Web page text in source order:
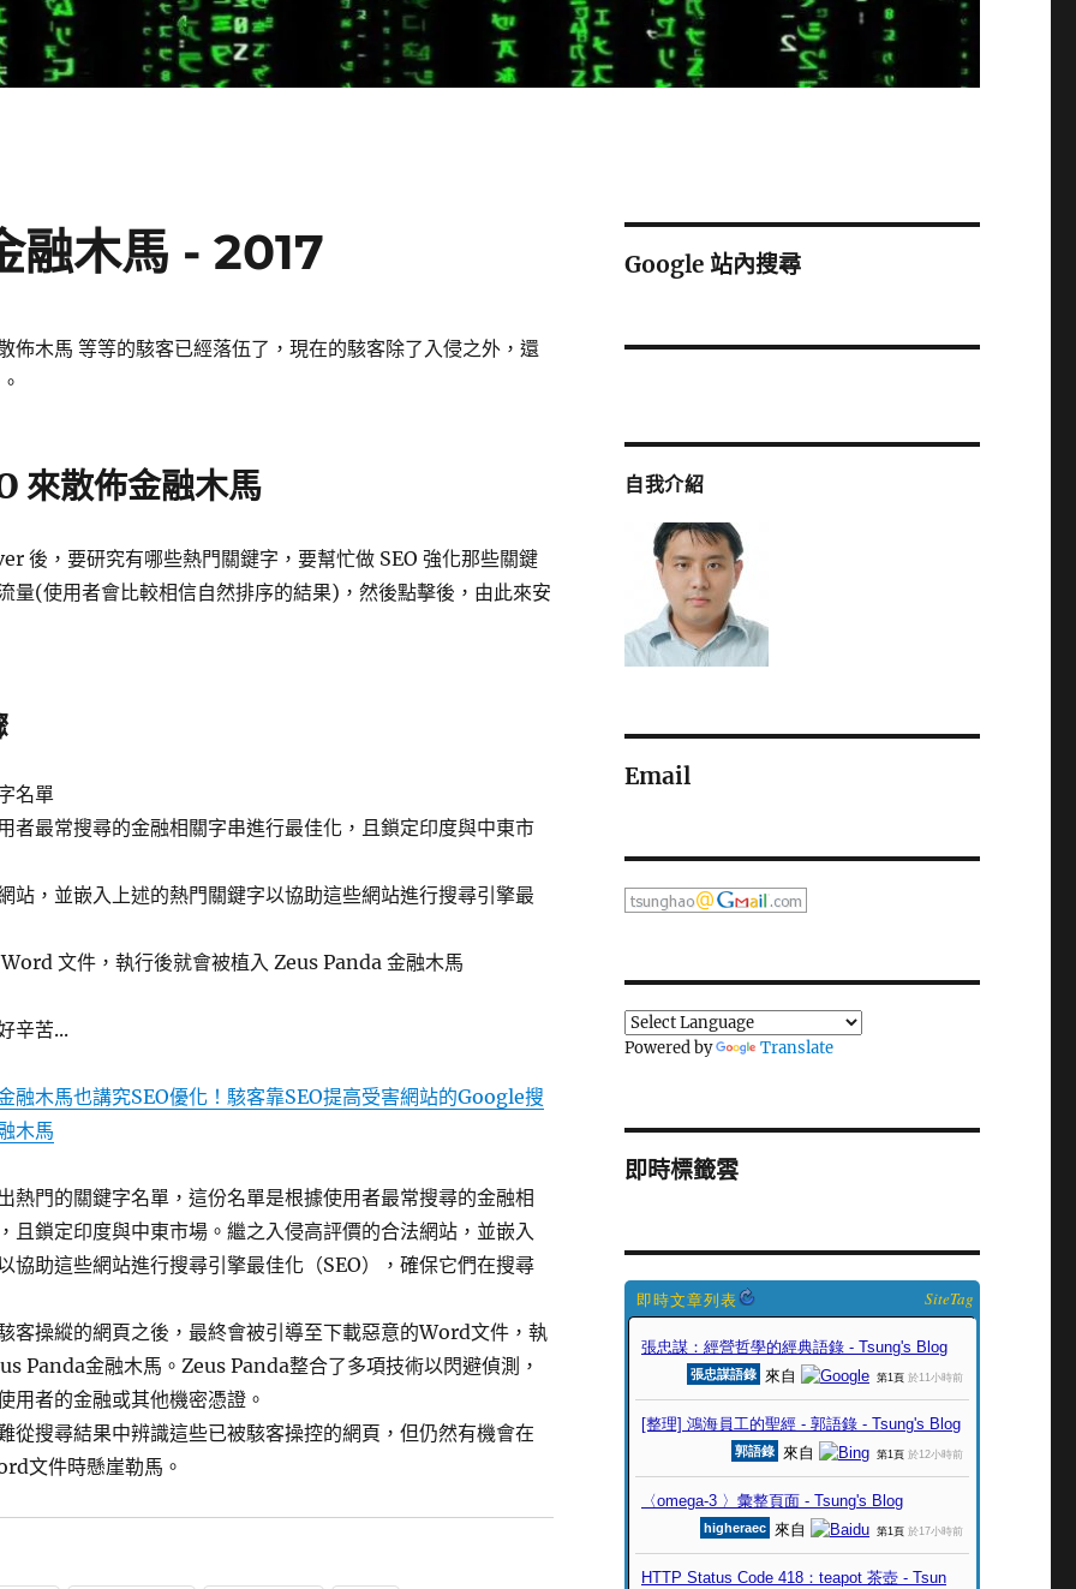
融木馬 - 2017
佈木馬 等等的駭客已經落伍了，現在的駭客除了入侵之外，還
來散佈金融木馬
後，要研究有哪些熱門關鍵字，要幫忙做 SEO 強化那些關鍵
量(使用者會比較相信自然排序的結果)，然後點擊後，由此來安
名單
者最常搜尋的金融相關字串進行最佳化，且鎖定印度與中東市
站，並嵌入上述的熱門關鍵字以協助這些網站進行搜尋引擎最
文件，執行後就會被植入 Zeus Panda 金融木馬
辛苦...
融木馬也講究SEO優化！駭客靠SEO提高受害網站的Google搜
木馬
熱門的關鍵字名單，這份名單是根據使用者最常搜尋的金融相
且鎖定印度與中東市場。繼之入侵高評價的合法網站，並嵌入
協助這些網站進行搜尋引擎最佳化（SEO），確保它們在搜尋
客操縱的網頁之後，最終會被引導至下載惡意的Word文件，執
Panda金融木馬。Zeus Panda整合了多項技術以閃避偵測，
用者的金融或其他機密憑證。
從搜尋結果中辨識這些已被駭客操控的網頁，但仍然有機會在
文件時懸崖勒馬。
Google 站內搜尋
自我介紹
Email
Powered by Translate
即時標籤雲
SiteTag